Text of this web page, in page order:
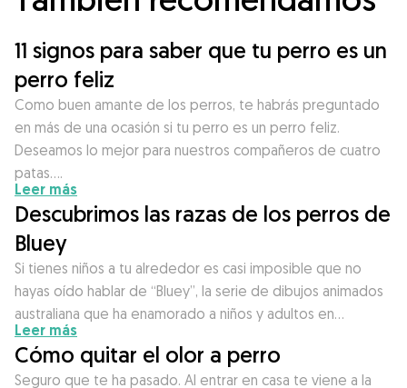
11 signos para saber que tu perro es un
perro feliz
Como buen amante de los perros, te habrás preguntado
en más de una ocasión si tu perro es un perro feliz.
Deseamos lo mejor para nuestros compañeros de cuatro
patas….
Leer más
Descubrimos las razas de los perros de
Bluey
Si tienes niños a tu alrededor es casi imposible que no
hayas oído hablar de “Bluey”, la serie de dibujos animados
australiana que ha enamorado a niños y adultos en…
Leer más
Cómo quitar el olor a perro
Seguro que te ha pasado. Al entrar en casa te viene a la